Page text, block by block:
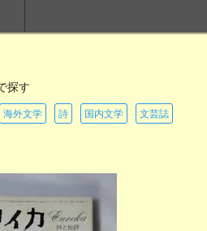
探す
海外文学 詩 国内文学 文芸誌